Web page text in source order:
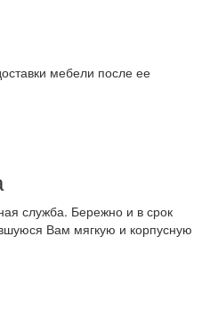
мебели после ее
служба. Бережно и в срок
Вам мягкую и корпусную